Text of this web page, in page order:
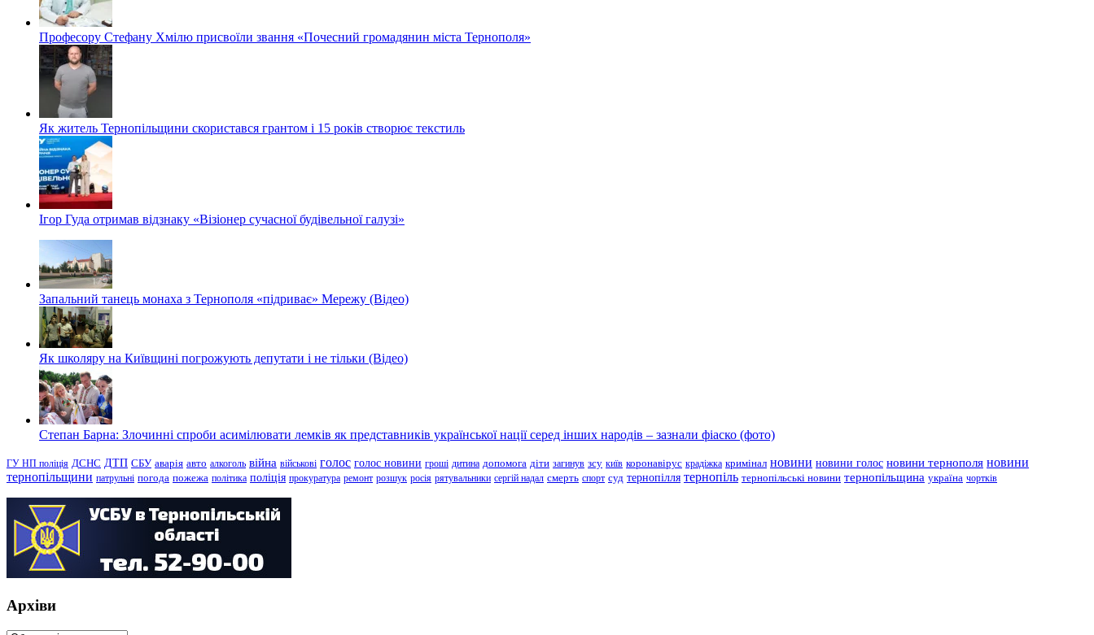
Професору Стефану Хмілю присвоїли звання «Почесний громадянин міста Тернополя»
Як житель Тернопільщини скористався грантом і 15 років створює текстиль
Ігор Гуда отримав відзнаку «Візіонер сучасної будівельної галузі»
Запальний танець монаха з Тернополя «підриває» Мережу (Відео)
Як школяру на Київщині погрожують депутати і не тільки (Відео)
Степан Барна: Злочинні спроби асимілювати лемків як представників української нації серед інших народів – зазнали фіаско (фото)
ГУ НП поліція ДСНС ДТП СБУ аварія авто алкоголь війна військові голос голос новини гроші дитина допомога діти загинув зсу київ коронавірус крадіжка кримінал новини новини голос новини тернополя новини
тернопільщини патрульні погода пожежа політика поліція прокуратура ремонт розшук росія рятувальники сергій надал смерть спорт суд тернопілля тернопіль тернопільські новини тернопільщина україна чортків
Архіви